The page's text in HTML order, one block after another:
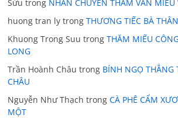
Sửu trong NHÂN CHUYẾN THĂM VĂN MIẾU
huong tran ly trongTHƯƠNG TIẾC BÀ
Khuong Trong Suu trongTHĂM MIẾU
LONG
Trần Hoành Châu trong BÍNH NGỌ THẲNG
CHÂU
Nguyễn Như Thạch trongCÀ PHÊ CẨM
MỘT